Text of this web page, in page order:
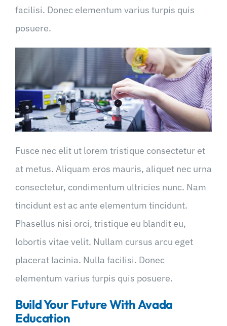
facilisi. Donec elementum varius turpis quis
posuere.
Fusce nec elit ut lorem tristique consectetur et
at metus. Aliquam eros mauris, aliquet nec urna
consectetur, condimentum ultricies nunc. Nam
tincidunt est ac ante elementum tincidunt.
Phasellus nisi orci, tristique eu blandit eu,
lobortis vitae velit. Nullam cursus arcu eget
placerat lacinia. Nulla facilisi. Donec
elementum varius turpis quis posuere.
Build Your Future With Avada
Education